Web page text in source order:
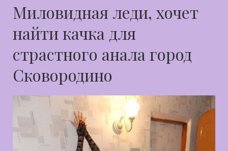
Миловидная леди, хочет
найти качка для
страстного анала город
Сковородино